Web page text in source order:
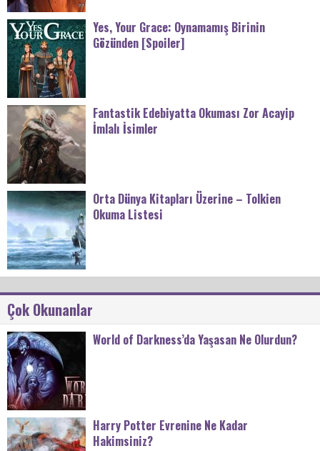
Yes, Your Grace: Oynamamış Birinin
Gözünden [Spoiler]
Fantastik Edebiyatta Okuması Zor Acayip
İmlalı İsimler
Orta Dünya Kitapları Üzerine – Tolkien
Okuma Listesi
Çok Okunanlar
World of Darkness’da Yaşasan Ne Olurdun?
Harry Potter Evrenine Ne Kadar
Hakimsiniz?